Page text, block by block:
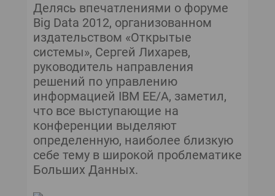
Делясь впечатлениями о форуме
Big Data 2012, организованном
издательством «Открытые
системы», Сергей Лихарев,
руководитель направления
решений по управлению
информацией IBM EE/A, заметил,
что все выступающие на
конференции выделяют
определенную, наиболее близкую
себе тему в широкой проблематике
Больших Данных.